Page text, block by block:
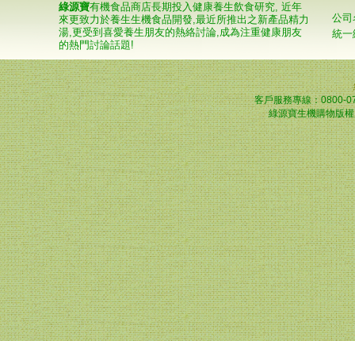
綠源寶有機食品商店長期投入健康養生飲食研究, 近年
來更致力於養生生機食品開發,最近所推出之新產品精力
湯,更受到喜愛養生朋友的熱絡討論,成為注重健康朋友
的熱門討論話題!
公司
統
客戶服務專線：0800-
綠源寶生機購物版